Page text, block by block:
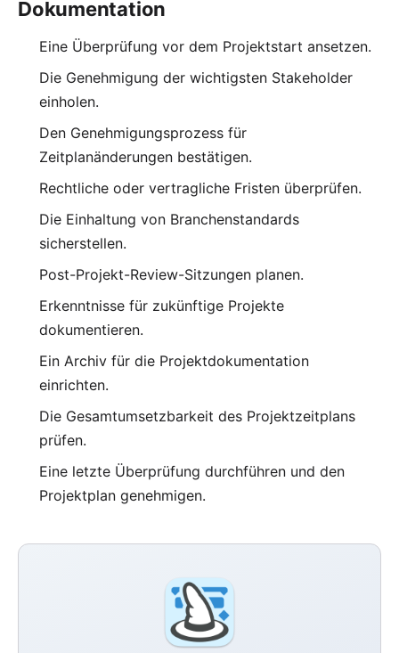
Dokumentation
Eine Überprüfung vor dem Projektstart ansetzen.
Die Genehmigung der wichtigsten Stakeholder
einholen.
Den Genehmigungsprozess für
Zeitplanänderungen bestätigen.
Rechtliche oder vertragliche Fristen überprüfen.
Die Einhaltung von Branchenstandards
sicherstellen.
Post-Projekt-Review-Sitzungen planen.
Erkenntnisse für zukünftige Projekte
dokumentieren.
Ein Archiv für die Projektdokumentation
einrichten.
Die Gesamtumsetzbarkeit des Projektzeitplans
prüfen.
Eine letzte Überprüfung durchführen und den
Projektplan genehmigen.